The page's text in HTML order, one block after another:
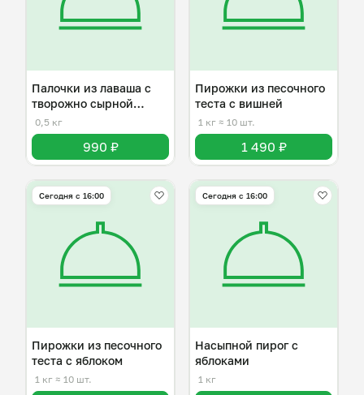
Палочки из лаваша с
творожно сырной
начинкой
0,5 кг
990 ₽
Пирожки из песочного
теста с вишней
1 кг ≈ 10 шт.
1 490 ₽
Сегодня с 16:00
Пирожки из песочного
теста с яблоком
1 кг ≈ 10 шт.
Сегодня с 16:00
Насыпной пирог с
яблоками
1 кг